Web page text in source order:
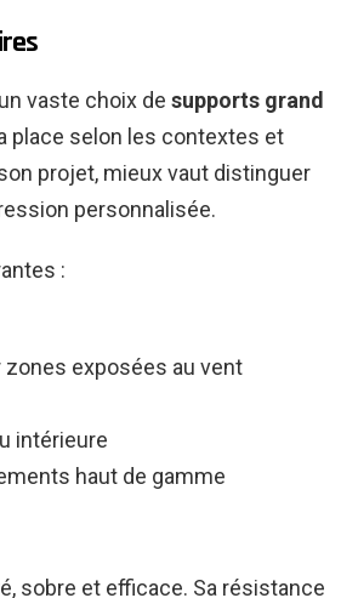
vaste choix de supports grand
place selon les contextes et
projet, mieux vaut distinguer
personnalisée.
:
exposées au vent
intérieure
haut de gamme
sobre et efficace. Sa résistance